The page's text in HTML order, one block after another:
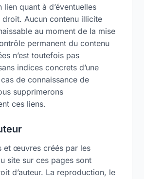
lien quant à d’éventuelles
Aucun contenu illicite
au moment de la mise
permanent du contenu
n’est toutefois pas
indices concrets d’une
de connaissance de
supprimerons
ces liens.
et œuvres créés par les
site sur ces pages sont
d’auteur. La reproduction, le